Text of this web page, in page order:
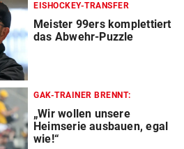
EISHOCKEY-TRANSFER
Meister 99ers komplettiert
das Abwehr-Puzzle
GAK-TRAINER BRENNT:
„Wir wollen unsere
Heimserie ausbauen, egal
wie!“